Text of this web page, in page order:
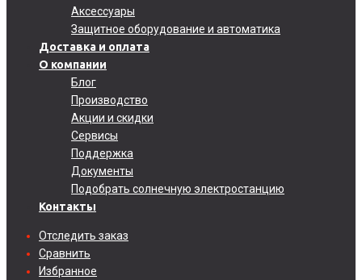
Аксессуары
Защитное оборудование и автоматика
Доставка и оплата
О компании
Блог
Производство
Акции и скидки
Сервисы
Поддержка
Документы
Подобрать солнечную электростанцию
Контакты
Отследить заказ
Сравнить
Избранное